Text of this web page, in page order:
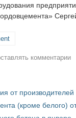
комментарии
от
(кроме белого)